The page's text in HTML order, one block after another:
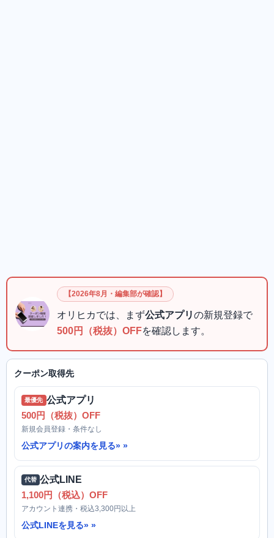
【2026年8月・編集部が確認】
オリヒカでは、まず公式アプリの新規登録で
500円（税抜）OFFを確認します。
クーポン取得先
最優先 公式アプリ
500円（税抜）OFF
新規会員登録・条件なし
公式アプリの案内を見る»
代替 公式LINE
1,100円（税込）OFF
アカウント連携・税込3,300円以上
公式LINEを見る»